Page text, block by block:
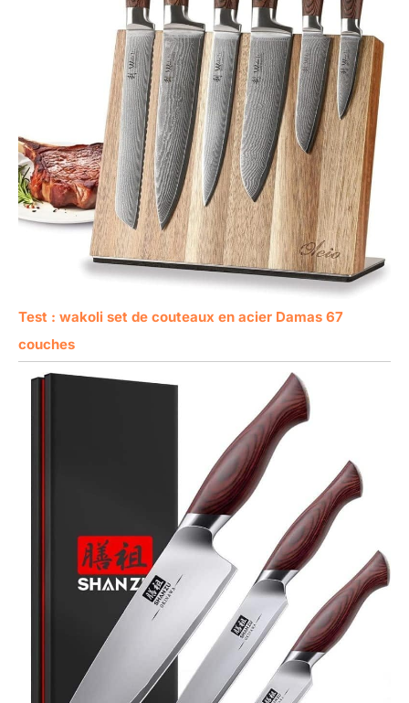
Test : wakoli set de couteaux en acier Damas 67
couches